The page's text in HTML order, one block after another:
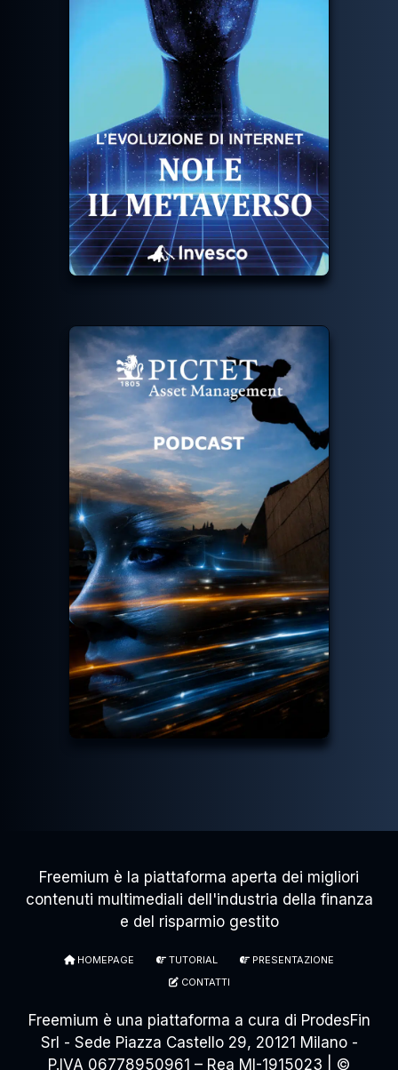
Freemium è la piattaforma aperta dei migliori
contenuti multimediali dell'industria della finanza
e del risparmio gestito
HOMEPAGE TUTORIAL
PRESENTAZIONE
CONTATTI
Freemium è una piattaforma a cura di ProdesFin
Srl - Sede Piazza Castello 29, 20121 Milano -
P.IVA 06778950961 – Rea MI-1915023 | ©